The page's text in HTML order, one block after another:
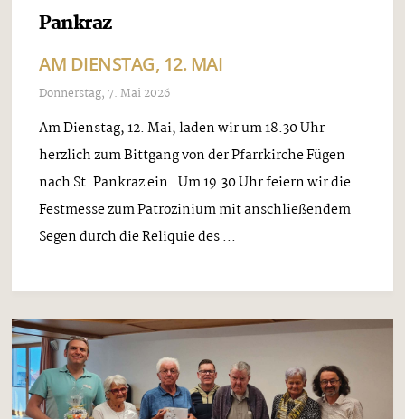
Pankraz
AM DIENSTAG, 12. MAI
Donnerstag, 7. Mai 2026
Am Dienstag, 12. Mai, laden wir um 18.30 Uhr
herzlich zum Bittgang von der Pfarrkirche Fügen
nach St. Pankraz ein. Um 19.30 Uhr feiern wir die
Festmesse zum Patrozinium mit anschließendem
Segen durch die Reliquie des ...